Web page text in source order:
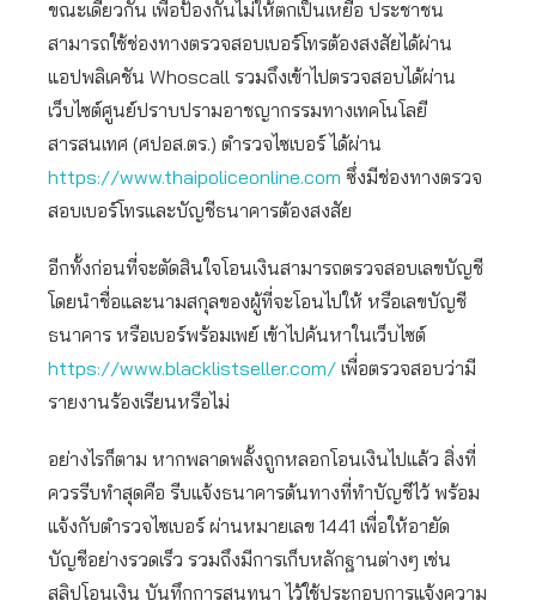
ขณะเดียวกัน เพื่อป้องกันไม่ให้ตกเป็นเหยื่อ ประชาชน
สามารถใช้ช่องทางตรวจสอบเบอร์โทรต้องสงสัยได้ผ่าน
แอปพลิเคชัน Whoscall รวมถึงเข้าไปตรวจสอบได้ผ่าน
เว็บไซต์ศูนย์ปราบปรามอาชญากรรมทางเทคโนโลยี
สารสนเทศ (ศปอส.ตร.) ตำรวจไซเบอร์ ได้ผ่าน
https://www.thaipoliceonline.com ซึ่งมีช่องทางตรวจ
สอบเบอร์โทรและบัญชีธนาคารต้องสงสัย
อีกทั้งก่อนที่จะตัดสินใจโอนเงินสามารถตรวจสอบเลขบัญชี
โดยนำชื่อและนามสกุลของผู้ที่จะโอนไปให้ หรือเลขบัญชี
ธนาคาร หรือเบอร์พร้อมเพย์ เข้าไปค้นหาในเว็บไซต์
https://www.blacklistseller.com/ เพื่อตรวจสอบว่ามี
รายงานร้องเรียนหรือไม่
อย่างไรก็ตาม หากพลาดพลั้งถูกหลอกโอนเงินไปแล้ว สิ่งที่
ควรรีบทำสุดคือ รีบแจ้งธนาคารต้นทางที่ทำบัญชีไว้ พร้อม
แจ้งกับตำรวจไซเบอร์ ผ่านหมายเลข 1441 เพื่อให้อายัด
บัญชีอย่างรวดเร็ว รวมถึงมีการเก็บหลักฐานต่างๆ เช่น
สลิปโอนเงิน บันทึกการสนทนา ไว้ใช้ประกอบการแจ้งความ